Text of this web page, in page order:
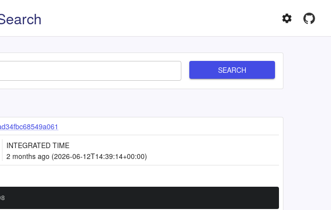
SEARCH
INTEGRATED TIME
2 months ago (2026-06-12T14:39:14+00:00)